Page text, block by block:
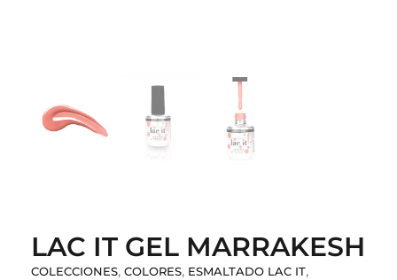
LAC IT GEL MARRAKESH
COLECCIONES, COLORES, ESMALTADO LAC IT,